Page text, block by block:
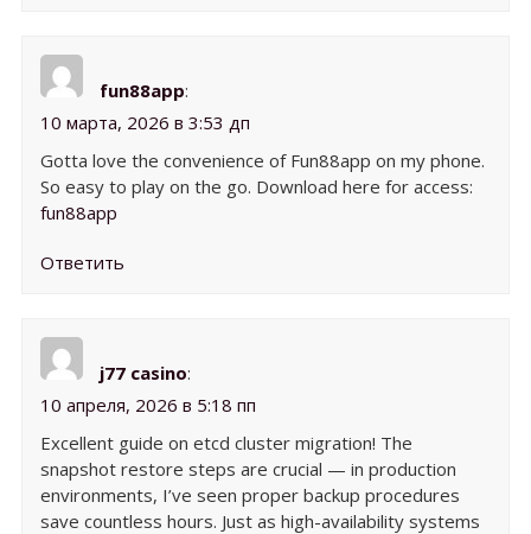
fun88app:
10 марта, 2026 в 3:53 дп
Gotta love the convenience of Fun88app on my phone.
So easy to play on the go. Download here for access:
fun88app
Ответить
j77 casino:
10 апреля, 2026 в 5:18 пп
Excellent guide on etcd cluster migration! The
snapshot restore steps are crucial — in production
environments, I’ve seen proper backup procedures
save countless hours. Just as high-availability systems